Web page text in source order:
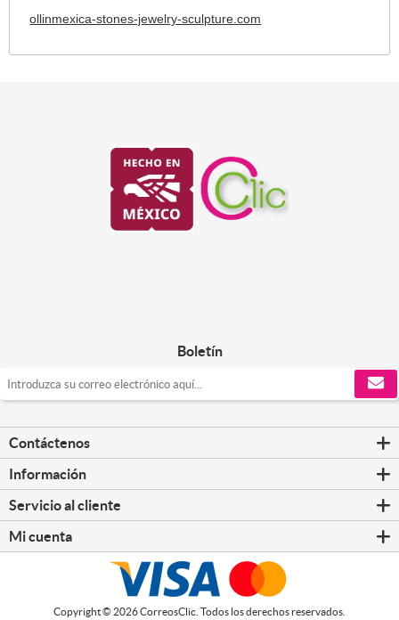
ollinmexica-stones-jewelry-sculpture.com
Boletín
Contáctenos
Información
Servicio al cliente
Mi cuenta
Copyright © 2026 CorreosClic. Todos los derechos reservados.